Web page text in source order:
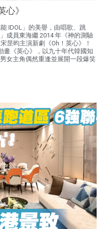
心》
IDOL」的美譽，由唱歌、跳
成員東海繼 2014 年《神的測驗
昰昀主演新劇《Oh！英心》！
畫《英心》，以九十年代韓國知
女主角偶然重逢並展開一段爆笑